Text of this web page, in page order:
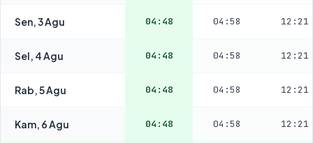
Sen, 3 Agu 04:48 04:58 12:21
Sel, 4 Agu 04:48 04:58 12:21
Rab, 5 Agu 04:48 04:58 12:21
Kam, 6 Agu 04:48 04:58 12:21